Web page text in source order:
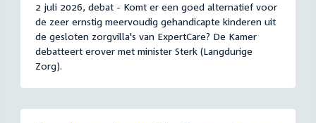
2 juli 2026, debat - Komt er een goed alternatief voor
de zeer ernstig meervoudig gehandicapte kinderen uit
de gesloten zorgvilla's van ExpertCare? De Kamer
debatteert erover met minister Sterk (Langdurige
Zorg).